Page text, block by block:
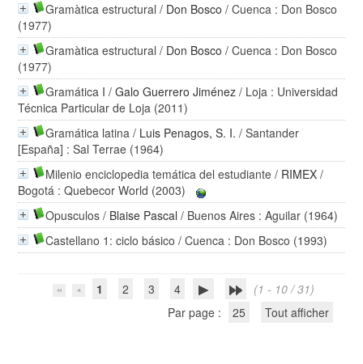
Gramàtica estructural / Don Bosco / Cuenca : Don Bosco
(1977)
Gramàtica estructural / Don Bosco / Cuenca : Don Bosco
(1977)
Gramática I /Galo Guerrero Jiménez / Loja : Universidad
Técnica Particular de Loja (2011)
Gramática latina / Luis Penagos, S. I. / Santander
[España] : Sal Terrae (1964)
Milenio enciclopedia temática del estudiante / RIMEX /
Bogotá : Quebecor World (2003)
Opusculos / Blaise Pascal / Buenos Aires : Aguilar (1964)
Castellano 1: ciclo básico / Cuenca : Don Bosco (1993)
1 2 3 4
(1 - 10 / 31)
Par page :
25 Tout afficher